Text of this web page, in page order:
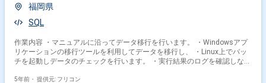
福岡県
SQL
作業内容 ・マニュアルに沿ってデータ移行を行います。 ・Windowsアプ
リケーションの移行ツールを利用してデータを移行し、 ・Linux上でバッ
チを起動しデータのチェックを行います。 ・実行結果のログを確認しなが
5年前・ 提供元: フリコン